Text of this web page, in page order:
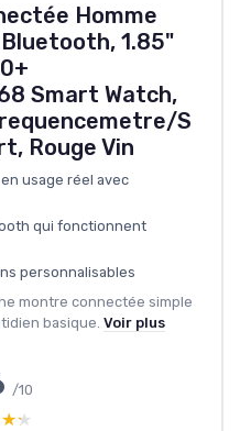
Homme
1.85"
Smart Watch,
S
Rouge Vin
usage réel avec
qui fonctionnent
personnalisables
montre connectée simple
basique. Voir plus
/10